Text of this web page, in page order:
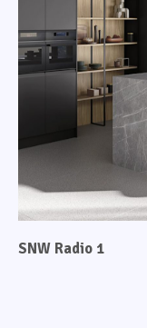
SNW Radio 1